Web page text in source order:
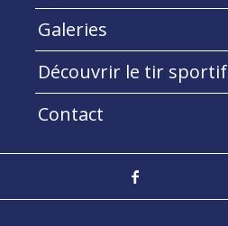
Galeries
Découvrir le tir sportif
Contact